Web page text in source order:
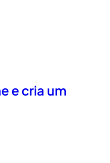
e cria um